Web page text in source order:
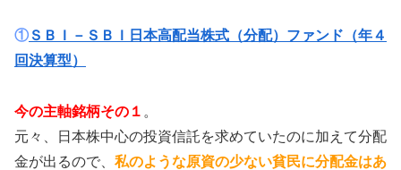
①ＳＢＩ－ＳＢＩ日本高配当株式（分配）ファンド（年４
回決算型）
今の主軸銘柄その１ 。
元々、日本株中心の投資信託を求めていたのに加えて分配
金が出るので、 私のような原資の少ない貧民に分配金はあ